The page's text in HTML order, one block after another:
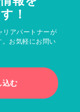
！
リアパートナーが
お気軽にお問い
込む